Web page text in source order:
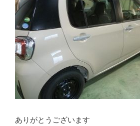
ありがとうございます